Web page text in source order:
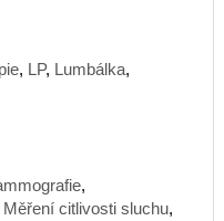
, LP, Lumbálka,
,
Měření citlivosti sluchu,